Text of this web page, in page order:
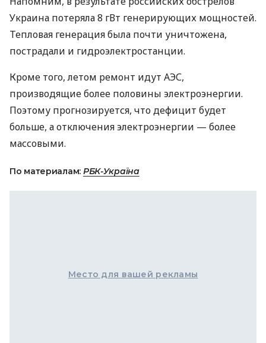
Украина потеряла 8 гВт генерирующих мощностей.
Тепловая генерация была почти уничтожена,
пострадали и гидроэлектростанции.
Кроме того, летом ремонт идут АЭС,
производящие более половины электроэнергии.
Поэтому прогнозируется, что дефицит будет
больше, а отключения электроэнергии — более
массовыми.
По материалам: РБК-Україна
Место для вашей рекламы